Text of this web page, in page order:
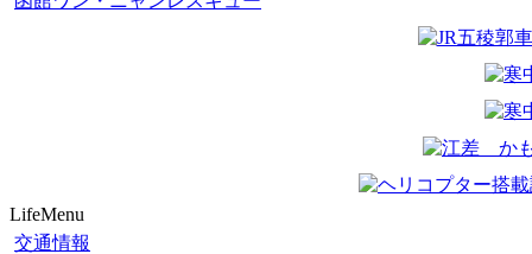
LifeMenu
交通情報